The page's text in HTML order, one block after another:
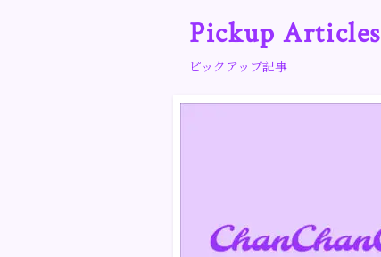
Pickup Articles
ピックアップ記事